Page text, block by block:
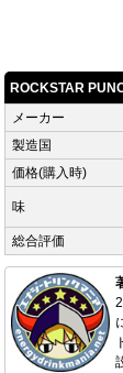
ROCKSTAR
メーカー
製造国
価格(購入時)
味
総合評価